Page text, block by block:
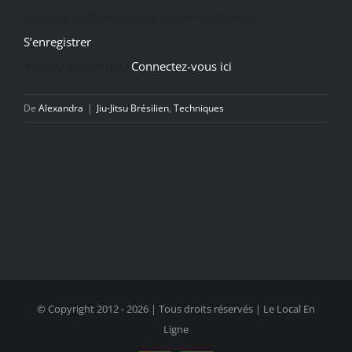
S’enregistrer
Connectez-vous ici
De Alexandra | Jiu-Jitsu Brésilien, Techniques
© Copyright 2012 -2026 | Tous droits réservés | Le Local En
Ligne